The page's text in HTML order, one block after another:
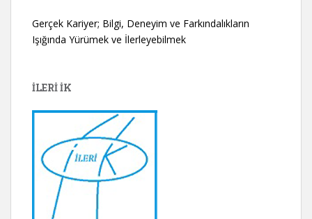
Gerçek Kariyer; Bilgi, Deneyim ve Farkındalıkların
Işığında Yürümek ve İlerleyebilmek
İLERİ İK